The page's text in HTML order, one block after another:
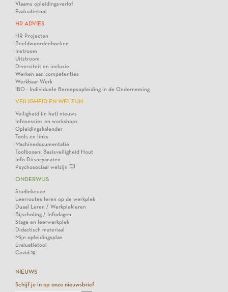
Vlaams opleidingsverlof
Evaluatietool
HR ADVIES
HR Projecten
Beeldwoordenboeken
Instroom
Uitstroom
Diversiteit en inclusie
Werken aan competenties
Werkbaar Werk
IBO - Individuele Beroepsopleiding in de Onderneming
VEILIGHEID EN WELZIJN
Veiligheid (in het) nieuws
Infosessies en workshops
Opleidingskalender
Tools en links
Machinedocumentatie
Toolboxen: Basisveiligheid Hout
Info Diisocyanaten
Psychosociaal welzijn
ONDERWIJS
Studiekeuze
Leerroutes leren op de werkplek
Duaal Leren / Werkplekleren
Bijscholing / Infodagen
Stage en leerwerkplek
Didactisch materiaal
Mijn opleidingsplan
Evaluatietool
Covid-19
NIEUWS
Schijf je in op onze nieuwsbrief